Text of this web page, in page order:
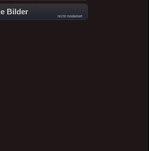
Bilder
nicht moderiert